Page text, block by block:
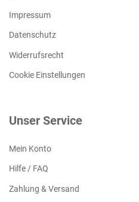
Impressum
Datenschutz
Widerrufsrecht
Cookie Einstellungen
Unser Service
Mein Konto
Hilfe / FAQ
Zahlung & Versand